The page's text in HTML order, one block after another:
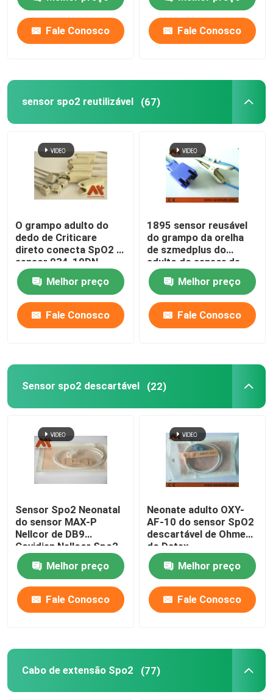
Fale Conosco Fale Conosco
sensor spo2 reutilizável (67)
O grampo adulto do
dedo de Criticare
direto conecta SpO2 o
sensor 934-10DN
Melhor preço
Fale Conosco
1895 sensor reusável
do grampo da orelha
de szmedplus do
adulto do sensor de
LNCS TC-I Spo2
Melhor preço
Fale Conosco
Sensor spo2 descartável (22)
Sensor Spo2 Neonatal
do sensor MAX-P
Nellcor de DB9
Covidien Nellcor Spo2
Melhor preço
Fale Conosco
Neonate adulto OXY-
AF-10 do sensor SpO2
descartável de Ohmeda
do Datex
Melhor preço
Fale Conosco
Cabo de extensão Spo2 (77)